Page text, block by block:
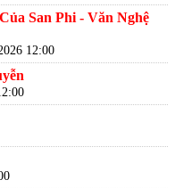
San Phi - Văn Nghệ
12:00